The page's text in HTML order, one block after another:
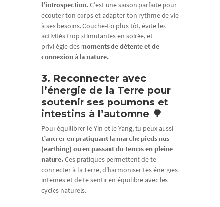
l’introspection.C’est une saison parfaite pour
écouter ton corps et adapter ton rythme de vie
à ses besoins. Couche-toi plus tôt, évite les
activités trop stimulantes en soirée, et
privilégie des moments de détente et de
connexion à la nature.
3. Reconnecter avec
l’énergie de la Terre pour
soutenir ses poumons et
intestins à l’automne 🌳
Pour équilibrer le Yin et le Yang, tu peux aussi
t’ancrer en pratiquant la marche pieds nus
(earthing) ou en passant du temps en pleine
nature.Ces pratiques permettent de te
connecter à la Terre, d’harmoniser tes énergies
internes et de te sentir en équilibre avec les
cycles naturels.